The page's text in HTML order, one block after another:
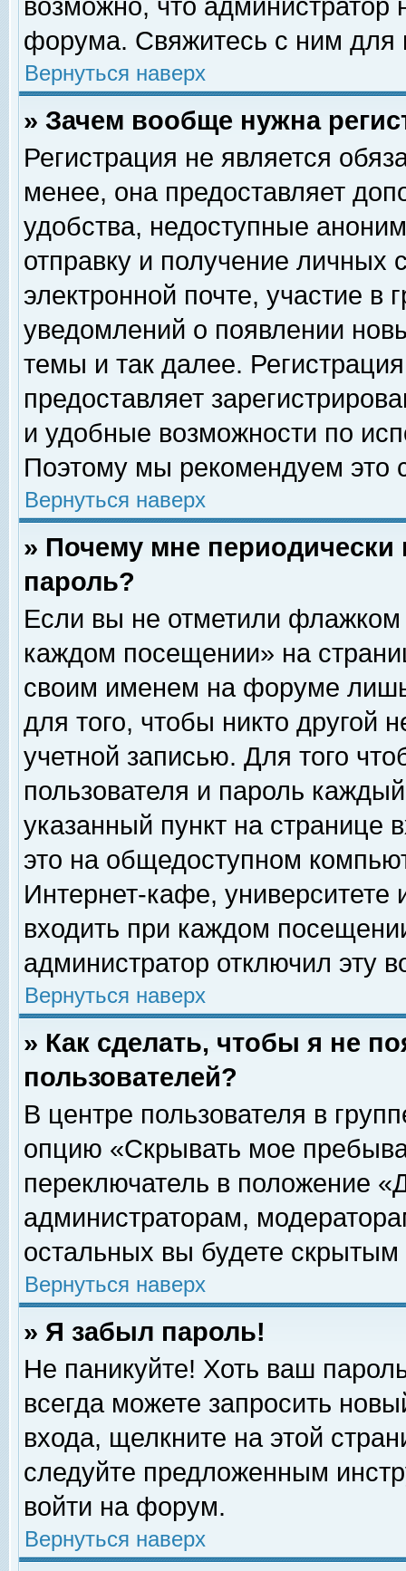
возможно, что
форума. Свяжитесь с ним для
Вернуться наверх
» Зачем вообще нужна
Регистрация не является
менее, она предоставляет
удобства, недоступные
отправку и получение личных
электронной почте, участие в
уведомлений о появлении
темы и так далее.
предоставляет
и удобные возможности по
Поэтому мы рекомендуем это
Вернуться наверх
» Почему мне
пароль?
Если вы не отметили флажком
каждом посещении» на
своим именем на форуме
для того, чтобы никто другой
учетной записью. Для того
пользователя и пароль
указанный пункт на
это на общедоступном
Интернет-кафе, университете
входить при каждом
администратор отключил эту
Вернуться наверх
» Как сделать, чтобы я не
пользователей?
В центре пользователя в
опцию «Скрывать мое
переключатель в положение
администраторам,
остальных вы будете скрытым
Вернуться наверх
» Я забыл пароль!
Не паникуйте! Хоть ваш
всегда можете запросить
входа, щелкните на этой
следуйте предложенным
войти на форум.
Вернуться наверх